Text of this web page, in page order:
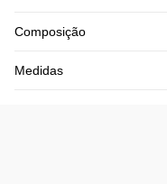
Composição
Medidas